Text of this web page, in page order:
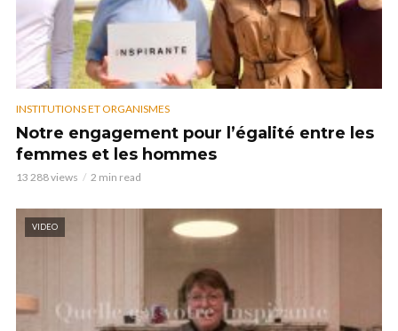
INSTITUTIONS ET ORGANISMES
Notre engagement pour l’égalité entre les
femmes et les hommes
13 288 views 2 min read
VIDEO